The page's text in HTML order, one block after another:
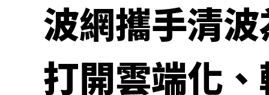
波網攜手清
打開雲端化